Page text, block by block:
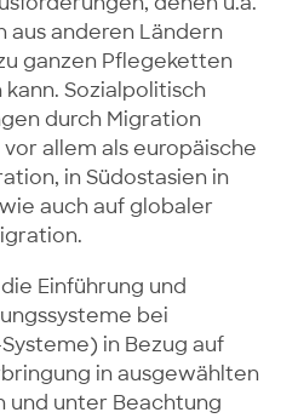
anderen Ländern
ganzen Pflegeketten
Sozialpolitisch
durch Migration
allem als europäische
in Südostasien in
auch auf globaler
Einführung und
bei
in Bezug auf
in ausgewählten
und unter Beachtung